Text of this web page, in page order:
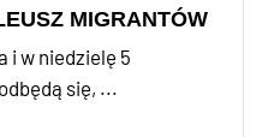
MIGRANTÓW
i w niedzielę 5
się, ...